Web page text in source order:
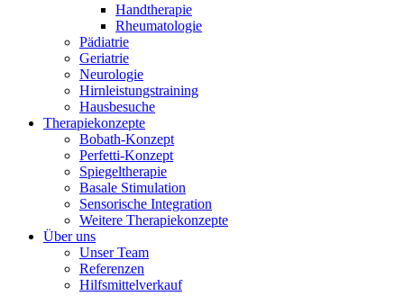
Handtherapie
Rheumatologie
Pädiatrie
Geriatrie
Neurologie
Hirnleistungstraining
Hausbesuche
Therapiekonzepte
Bobath-Konzept
Perfetti-Konzept
Spiegeltherapie
Basale Stimulation
Sensorische Integration
Weitere Therapiekonzepte
Über uns
Unser Team
Referenzen
Hilfsmittelverkauf